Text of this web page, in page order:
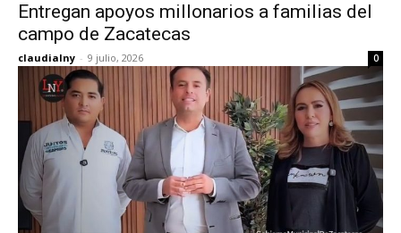
Entregan apoyos millonarios a familias del
campo de Zacatecas
claudialny - 9 julio, 2026 0